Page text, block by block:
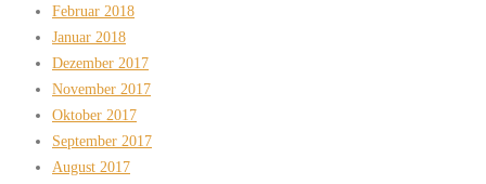
Februar 2018
Januar 2018
Dezember 2017
November 2017
Oktober 2017
September 2017
August 2017